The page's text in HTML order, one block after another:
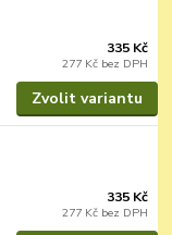
335 Kč
277 Kč bez DPH
Zvolit variantu
335 Kč
277 Kč bez DPH